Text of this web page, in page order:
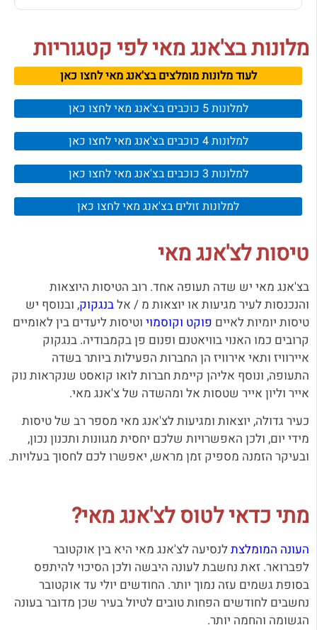
מלונות בצ'אנג מאי לפי קטגוריות
לעוד מלונות מומלצים בצ'אנג מאי לחצו כאן
למלונות 5 כוכבים בצ'אנג מאי לחצו כאן
למלונות 4 כוכבים בצ'אנג מאי לחצו כאן
למלונות 3 כוכבים בצ'אנג מאי לחצו כאן
למלונות זולים בצ'אנג מאי לחצו כאן
טיסות לצ'אנג מאי
בצ'אנג מאי יש שדה תעופה אחד. רוב הטיסות היוצאות
והנכנסות לעיר מגיעות או יוצאות מ / אלבנגקוק, ובנוסף יש
טיסות יומיות לאיים פוקט וקוסמוי וטיסות ליעדים בין לאומיים
קרובים כמו האנוי בוויאטנם ופנום פן בקמבודיה. בנגקוק
איירוויז ותאי אירוויז הן החברות הפעילות ביותר בשדה
התעופה, ונוסף אליהן קיימת חברות לואו קואסט שנקראות נוק
אייר וליון אייר שטסות אל ומהשדה של צ'אנג מאי.
כעיר גדולה, יוצאות ומגיעות לצ'אנג מאי מספר רב של טיסות
מידי יום, ולכן האפשרויות שלכם יחסית מגוונות ותכנון נכון,
ובעיקר הזמנה מספיק זמן מראש, יאפשרו לכם לחסוך בעלויות.
מתי כדאי לטוס לצ'אנג מאי?
העונה המומלצת לנסיעה לצ'אנג מאי היא בין אוקטובר
לפברואר. זאת נחשבת לעונה היבשה ולכן הסיכוי להיתפס
בסופת גשמים עזה נמוך יותר. החודשים יולי עד אוקטובר
נחשבים לחודשים הפחות טובים לטיול בעיר שכן מדובר בעונה
הגשומה והחמה יותר.